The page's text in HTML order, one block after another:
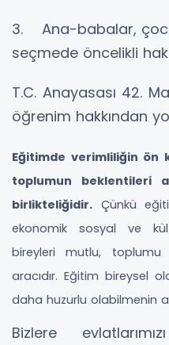
3. Ana-babalar,
seçmede öncelikli
T.C. Anayasası 42.
öğrenim hakkından
Eğitimde verimliliğin ön
toplumun beklentileri
birlikteliğidir. Çünkü
ekonomik sosyal ve
bireyleri mutlu, toplumu
aracıdır. Eğitim bireysel
daha huzurlu olabilmenin
Bizlere